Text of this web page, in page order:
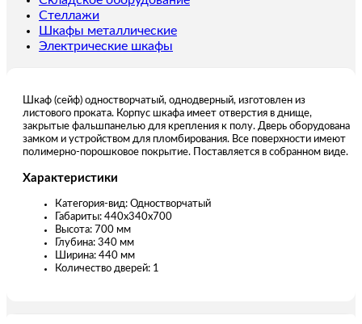
Стеллажи
Шкафы металлические
Электрические шкафы
Шкаф (сейф) одностворчатый, однодверный, изготовлен из
листового проката. Корпус шкафа имеет отверстия в днище,
закрытые фальшпанелью для крепления к полу. Дверь оборудована
замком и устройством для пломбирования. Все поверхности имеют
полимерно-порошковое покрытие. Поставляется в собранном виде.
Характеристики
Категория-вид: Одностворчатый
Габариты: 440х340х700
Высота: 700 мм
Глубина: 340 мм
Ширина: 440 мм
Количество дверей: 1